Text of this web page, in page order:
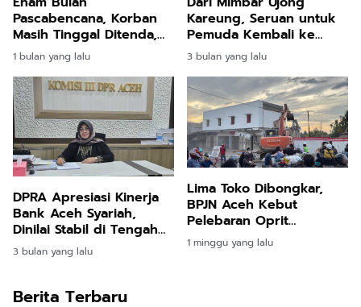
Pascabencana, Korban
Masih Tinggal Ditenda,
Surya Dharma
Pertanyakan Keseriusan
Bupati Bireuen
1 bulan yang lalu
Kareung, Seruan untuk
Pemuda Kembali ke
Masjid
3 bulan yang lalu
DPRA Apresiasi Kinerja
Bank Aceh Syariah,
Dinilai Stabil di Tengah
Pemulihan Pascabencana
3 bulan yang lalu
Lima Toko Dibongkar,
BPJN Aceh Kebut
Pelebaran Oprit
Jembatan Baru Kuta
Blang
1 minggu yang lalu
Berita Terbaru